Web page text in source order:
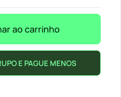
ao carrinho
E PAGUE MENOS